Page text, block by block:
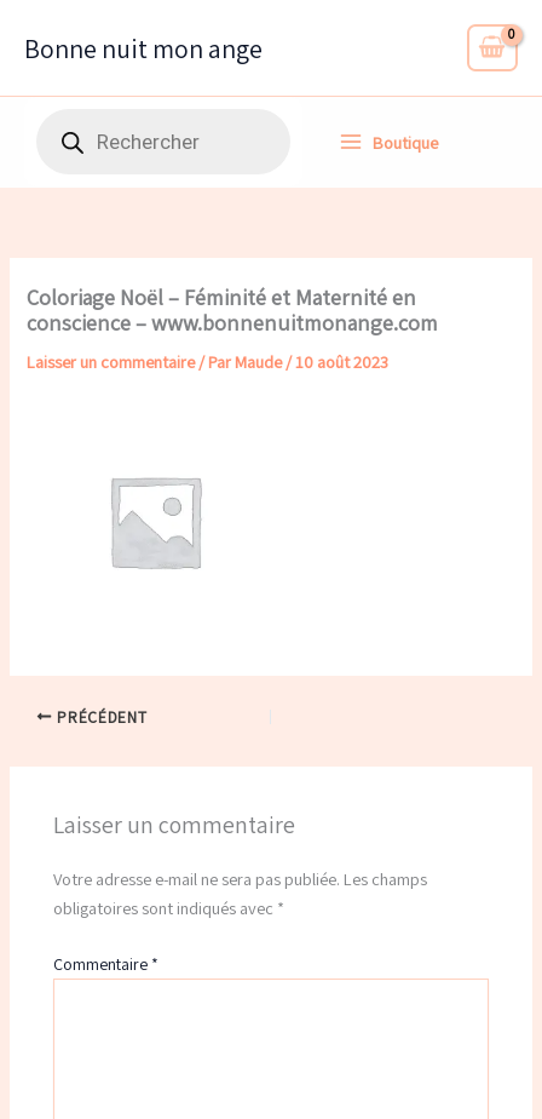
Bonne nuit mon ange
Boutique
Coloriage Noël – Féminité et Maternité en
conscience – www.bonnenuitmonange.com
Laisser un commentaire/ Par Maude/10 août 2023
PRÉCÉDENT
Laisser un commentaire
Votre adresse e-mail ne sera pas publiée. Les champs
obligatoires sont indiqués avec *
Commentaire *